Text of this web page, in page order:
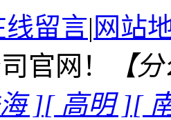
线留言| 网站
官网！
【
][ 高明 ][